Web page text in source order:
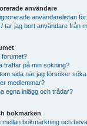
användare
användarelistan
/ tar jag bort användare från
forumet?
träffar på min sökning?
sida när jag försöker
medlemmar?
egna inlägg och trådar?
bokmärken
mellan bokmärkning och